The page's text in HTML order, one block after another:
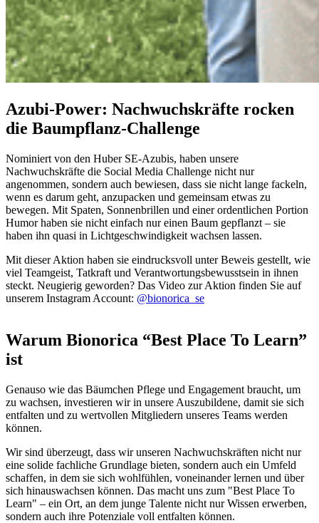
Azubi-Power: Nachwuchskräfte rocken
die Baumpflanz-Challenge
Nominiert von den Huber SE-Azubis, haben unsere
Nachwuchskräfte die Social Media Challenge nicht nur
angenommen, sondern auch bewiesen, dass sie nicht lange fackeln,
wenn es darum geht, anzupacken und gemeinsam etwas zu
bewegen. Mit Spaten, Sonnenbrillen und einer ordentlichen Portion
Humor haben sie nicht einfach nur einen Baum gepflanzt – sie
haben ihn quasi in Lichtgeschwindigkeit wachsen lassen.
Mit dieser Aktion haben sie eindrucksvoll unter Beweis gestellt, wie
viel Teamgeist, Tatkraft und Verantwortungsbewusstsein in ihnen
steckt. Neugierig geworden? Das Video zur Aktion finden Sie auf
unserem Instagram Account: @bionorica_se
Warum Bionorica “Best Place To Learn”
ist
Genauso wie das Bäumchen Pflege und Engagement braucht, um
zu wachsen, investieren wir in unsere Auszubildene, damit sie sich
entfalten und zu wertvollen Mitgliedern unseres Teams werden
können.
Wir sind überzeugt, dass wir unseren Nachwuchskräften nicht nur
eine solide fachliche Grundlage bieten, sondern auch ein Umfeld
schaffen, in dem sie sich wohlfühlen, voneinander lernen und über
sich hinauswachsen können. Das macht uns zum "Best Place To
Learn" – ein Ort, an dem junge Talente nicht nur Wissen erwerben,
sondern auch ihre Potenziale voll entfalten können.